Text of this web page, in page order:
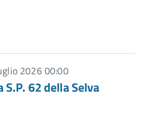
2026 00:00
62 della Selva